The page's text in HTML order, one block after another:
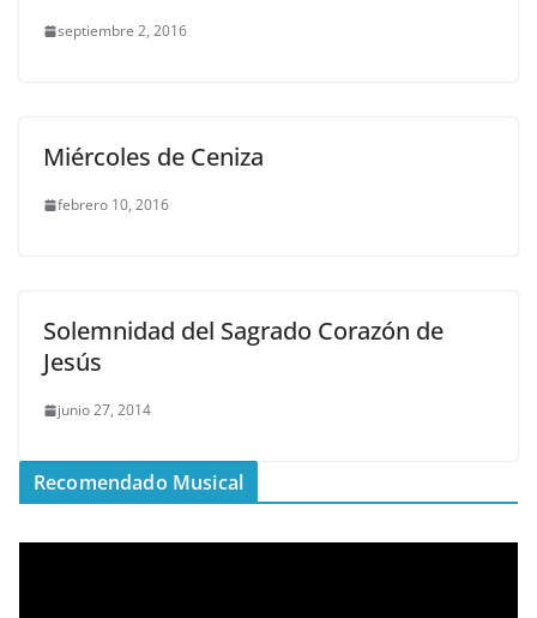
septiembre 2, 2016
Miércoles de Ceniza
febrero 10, 2016
Solemnidad del Sagrado Corazón de
Jesús
junio 27, 2014
Recomendado Musical